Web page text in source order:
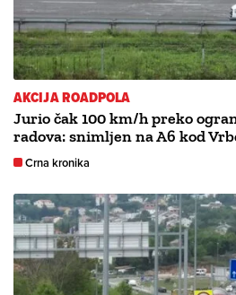
AKCIJA ROADPOLA
Jurio čak 100 km/h preko
radova: snimljen na A6 kod
Crna kronika